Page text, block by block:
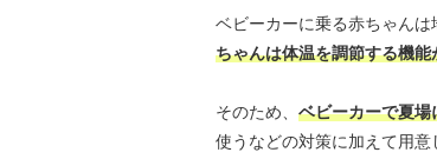
ベビーカーに乗る赤ちゃん
ちゃんは体温を調節する機
そのため、 ベビーカーで夏場
使うなどの対策に加えて用意